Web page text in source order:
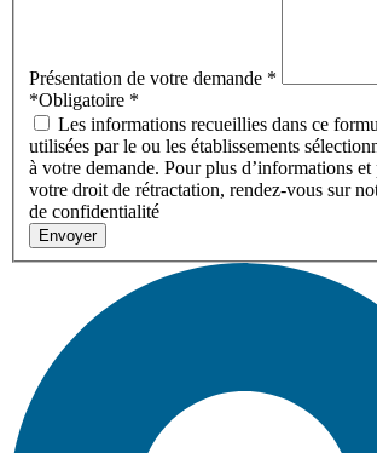
Présentation de votre demande *
*Obligatoire *
Les informations recueillies dans ce
utilisées par le ou les établissements
à votre demande. Pour plus d’informations
votre droit de rétractation, rendez-vous sur
de confidentialité
Envoyer